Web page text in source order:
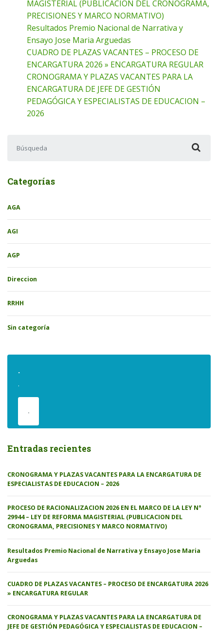
MAGISTERIAL (PUBLICACION DEL CRONOGRAMA,
PRECISIONES Y MARCO NORMATIVO)
Resultados Premio Nacional de Narrativa y
Ensayo Jose Maria Arguedas
CUADRO DE PLAZAS VACANTES – PROCESO DE
ENCARGATURA 2026 » ENCARGATURA REGULAR
CRONOGRAMA Y PLAZAS VACANTES PARA LA
ENCARGATURA DE JEFE DE GESTIÓN
PEDAGÓGICA Y ESPECIALISTAS DE EDUCACION –
2026
Categorías
AGA
AGI
AGP
Direccion
RRHH
Sin categoría
.
.
.
Entradas recientes
CRONOGRAMA Y PLAZAS VACANTES PARA LA ENCARGATURA DE
ESPECIALISTAS DE EDUCACION – 2026
PROCESO DE RACIONALIZACION 2026 EN EL MARCO DE LA LEY N°
29944 – LEY DE REFORMA MAGISTERIAL (PUBLICACION DEL
CRONOGRAMA, PRECISIONES Y MARCO NORMATIVO)
Resultados Premio Nacional de Narrativa y Ensayo Jose Maria
Arguedas
CUADRO DE PLAZAS VACANTES – PROCESO DE ENCARGATURA 2026
» ENCARGATURA REGULAR
CRONOGRAMA Y PLAZAS VACANTES PARA LA ENCARGATURA DE
JEFE DE GESTIÓN PEDAGÓGICA Y ESPECIALISTAS DE EDUCACION –